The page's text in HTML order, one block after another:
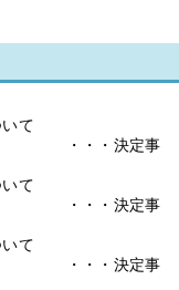
て
・・・決定事
て
・・決定事
て
・・決定事